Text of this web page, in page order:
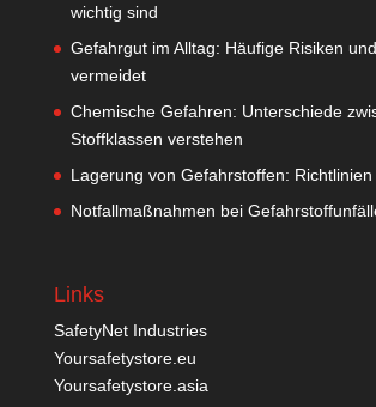
wichtig sind
Gefahrgut im Alltag: Häufige Risiken
vermeidet
Chemische Gefahren: Unterschiede
Stoffklassen verstehen
Lagerung von Gefahrstoffen:
Notfallmaßnahmen bei
Links
SafetyNet Industries
Yoursafetystore.eu
Yoursafetystore.asia